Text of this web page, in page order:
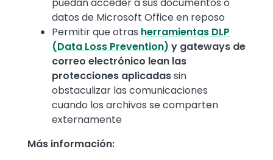
datos de Microsoft Office en reposo
Permitir que otras herramientas DLP
(Data Loss Prevention) y gateways de
correo electrónico lean las
protecciones aplicadassin
obstaculizar las comunicaciones
cuando los archivos se comparten
externamente
Más información: